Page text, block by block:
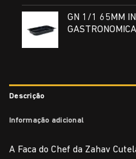
GN 1/1 65MM
GASTRONOMICA
Descrição
Informação adicional
A Faca do Chef da Zahav